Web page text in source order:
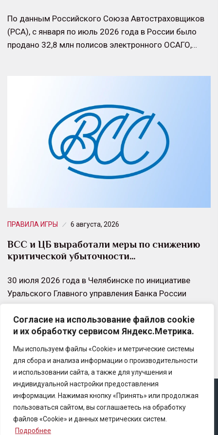
Согласие на использование файлов cookie
и их обработку сервисом Яндекс.Метрика.
Мы используем файлы «Cookie» и метрические системы
для сбора и анализа информации о производительности
и использовании сайта, а также для улучшения и
индивидуальной настройки предоставления
информации. Нажимая кнопку «Принять» или продолжая
пользоваться сайтом, вы соглашаетесь на обработку
файлов «Cookie» и данных метрических систем.
Подробнее
По данным Российского Союза Автостраховщиков
(РСА), с января по июль 2026 года в России было
продано 32,8 млн полисов электронного ОСАГО,…
ПРАВИЛА ИГРЫ 6 августа, 2026
ВСС и ЦБ выработали меры по снижению
критической убыточности…
30 июля 2026 года в Челябинске по инициативе
Уральского Главного управления Банка России
состоялось межведомственное совещание по
вопросам противодействия страховому
мошенничеству.
Copyright © 2025 Ассоциация «Некоммерческого
партнерство содействия развитию страхового рынка
«Центр страховой безопасности»